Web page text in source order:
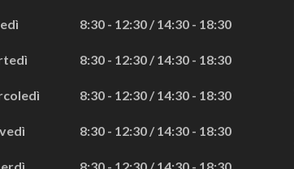
8:30 - 12:30 / 14:30 - 18:30
8:30 - 12:30 / 14:30 - 18:30
8:30 - 12:30 / 14:30 - 18:30
8:30 - 12:30 / 14:30 - 18:30